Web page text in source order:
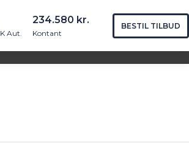
Find os Søg
Book tid
Aut.
234.580 kr.
Kontant
BESTIL TILBUD